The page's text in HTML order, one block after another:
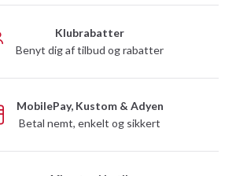
Klubrabatter
Benyt dig af tilbud og rabatter
MobilePay, Kustom & Adyen
Betal nemt, enkelt og sikkert